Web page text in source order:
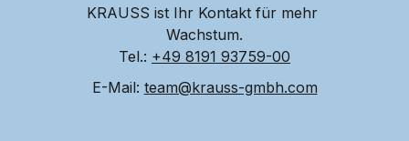
KRAUSS ist Ihr Kontakt für mehr
Wachstum.
Tel.: +49 8191 93759-00
E-Mail: team@krauss-gmbh.com